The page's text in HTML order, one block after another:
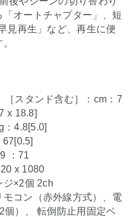
オートチャプター」、短
見再生」など、再生に便
［スタンド含む］：cm：7
x 18.8]
：4.8[5.0]
：71
x 1080
ジ×2個 2ch
コン（赤外線方式）、電
）、 転倒防止用固定ベ